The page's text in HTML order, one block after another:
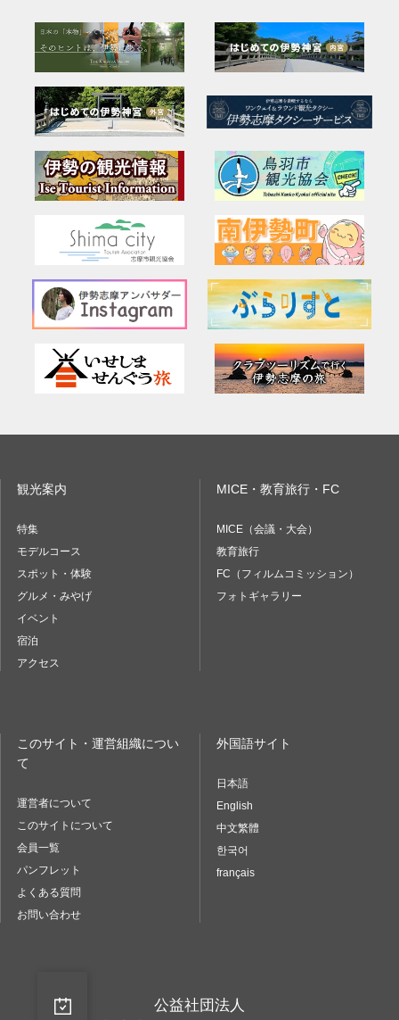
観光案内
特集
モデルコース
スポット・体験
グルメ・みやげ
イベント
宿泊
アクセス
MICE・教育旅行・FC
MICE（会議・大会）
教育旅行
FC（フィルムコミッション）
フォトギャラリー
このサイト・運営組織につい
て
運営者について
このサイトについて
会員一覧
パンフレット
よくある質問
お問い合わせ
外国語サイト
日本語
English
中文繁體
한국어
français
公益社団法人